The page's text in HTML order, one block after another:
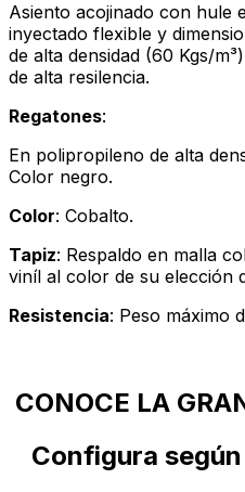
Asiento acojinado con hule
inyectado flexible y
de alta densidad (60 Kgs/
de alta resilencia.
Regatones:
En polipropileno de alta
Color negro.
Color: Cobalto.
Tapiz: Respaldo en malla
viníl al color de su elección
Resistencia: Peso máximo
CONOCE LA
Configura